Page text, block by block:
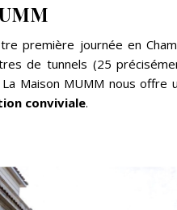
première journée en
de tunnels (25
Maison MUMM nous offre
conviviale.